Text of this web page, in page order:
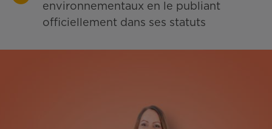
environnementaux en le publiant
officiellement dans ses statuts